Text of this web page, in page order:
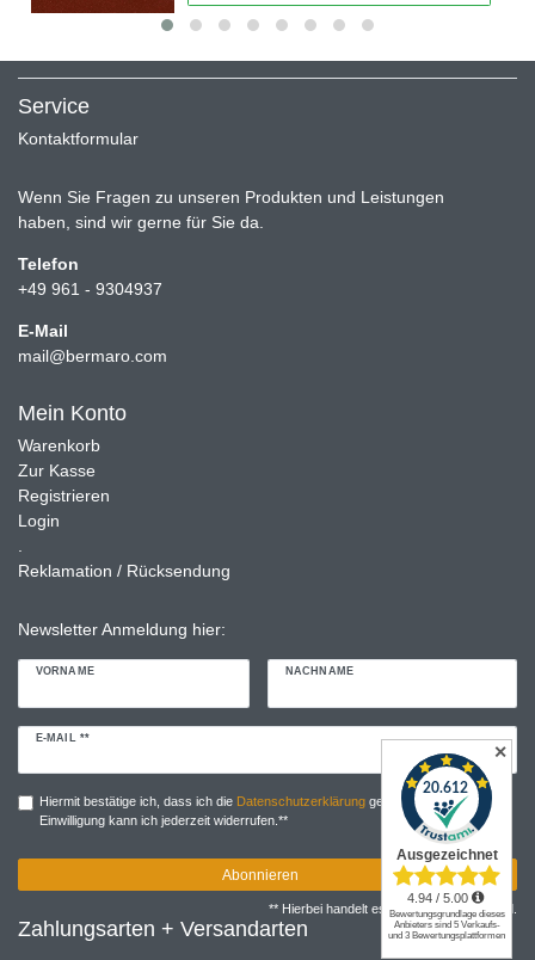
Service
Kontaktformular
Wenn Sie Fragen zu unseren Produkten und Leistungen
haben, sind wir gerne für Sie da.
Telefon
+49 961 - 9304937
E-Mail
mail@bermaro.com
Mein Konto
Warenkorb
Zur Kasse
Registrieren
Login
.
Reklamation / Rücksendung
Newsletter Anmeldung hier:
VORNAME NACHNAME
E-MAIL **
Newsletter
Hiermit bestätige ich, dass ich die Daten­schutz­erklärunggelesen habe. Meine
Einwilligung kann ich jederzeit widerrufen.**
Abonnieren
** Hierbei handelt es sich um ein Pflichtfeld.
Zahlungsarten + Versandarten
✕